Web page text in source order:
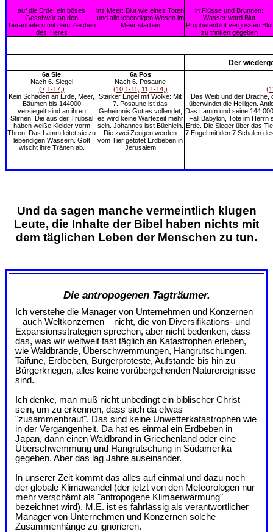
auf die Erde: ein böses
Geschwür an den
Tieranbetern mit dem Zeichen
des Tieres
ins Meer: Blut wie eines Toten
und alle lebendigen Wesen im
Meer starben
in Flüsse und Brunnen:
Wasser ward Blut
Prophetenblut vergossen Blut
zu trinken gegeben
Der
6a Sie
Nach 6. Siegel
(7,1-17;)
Kein Schaden an Erde, Meer,
Bäumen bis 144000
versiegelt sind an ihren
Stirnen. Die aus der Trübsal
haben weiße Kleider vorm
Thron. Das Lamm leitet sie zu
lebendigen Wassern. Gott
wischt ihre Tränen ab.
6a Pos
Nach 6. Posaune
(10,1-11; 11,1-14;)
Starker Engel mit Wolke: Mit
7. Posaune ist das
Geheimnis Gottes vollendet;
es wird keine Wartezeit mehr
sein. Johannes isst Büchlein.
Die zwei Zeugen werden
vom Tier getötet Erdbeben in
Jerusalem
Das Weib und der Drache,
überwindet die Heiligen.
Das Lamm und seine
Fall Babylon, Tote im Herrn
Erde. Die Sieger über das
7 Engel mit den 7 Schalen
Und da sagen manche vermeintlich klugen
Leute, die Inhalte der Bibel haben nichts mit
dem täglichen Leben der Menschen zu tun.
Die antropogenen Tagträumer.
Ich verstehe die Manager von Unternehmen und Konzernen
– auch Weltkonzernen – nicht, die von Diversifikations- und
Expansionsstrategien sprechen, aber nicht bedenken, dass
das, was wir weltweit fast täglich an Katastrophen erleben,
wie Waldbrände, Überschwemmungen, Hangrutschungen,
Taifune, Erdbeben, Bürgerproteste, Aufstände bis hin zu
Bürgerkriegen, alles keine vorübergehenden Naturereignisse
sind.
Ich denke, man muß nicht unbedingt ein biblischer Christ
sein, um zu erkennen, dass sich da etwas
"zusammenbraut". Das sind keine Unwetterkatastrophen wie
in der Vergangenheit. Da hat es einmal ein Erdbeben in
Japan, dann einen Waldbrand in Griechenland oder eine
Überschwemmung und Hangrutschung in Südamerika
gegeben. Aber das lag Jahre auseinander.
In unserer Zeit kommt das alles auf einmal und dazu noch
der globale Klimawandel (der jetzt von den Meteorologen nur
mehr verschämt als "antropogene Klimaerwärmung"
bezeichnet wird). M.E. ist es fahrlässig als verantwortlicher
Manager von Unternehmen und Konzernen solche
Zusammenhänge zu ignorieren.